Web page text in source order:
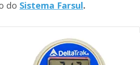
do Sistema Farsul.